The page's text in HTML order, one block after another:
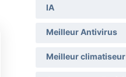
IA
Meilleur Antivirus
Meilleur climatiseur